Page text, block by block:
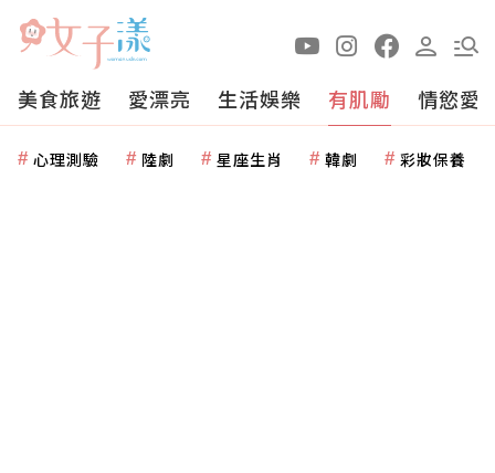
美食旅遊 愛漂亮 生活娛樂 有肌勵 情慾愛
心理測驗 陸劇 星座生肖 韓劇 彩妝保養